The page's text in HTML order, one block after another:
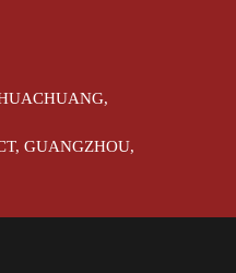
GUANGZHOU,